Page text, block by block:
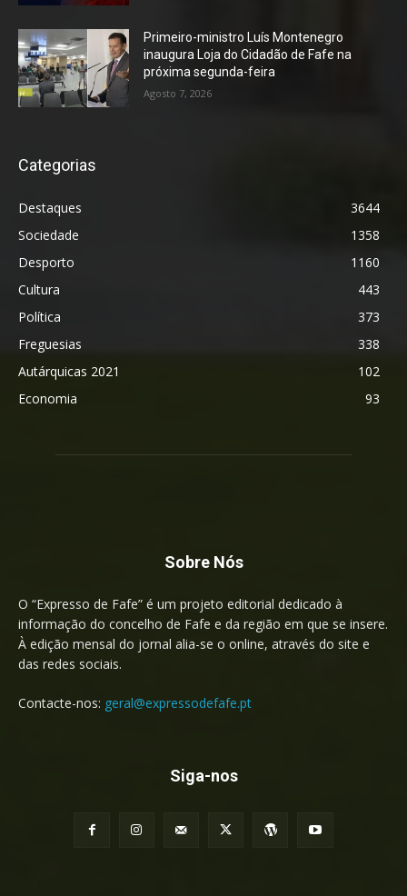
Primeiro-ministro Luís Montenegro
inaugura Loja do Cidadão de Fafe na
próxima segunda-feira
Agosto 7, 2026
Categorias
Destaques
3644
Sociedade
1358
Desporto
1160
Cultura
443
Política
373
Freguesias
338
Autárquicas 2021
102
Economia
93
Sobre Nós
O “Expresso de Fafe” é um projeto editorial dedicado à
informação do concelho de Fafe e da região em que se insere.
À edição mensal do jornal alia-se o online, através do site e
das redes sociais.
Contacte-nos: geral@expressodefafe.pt
Siga-nos